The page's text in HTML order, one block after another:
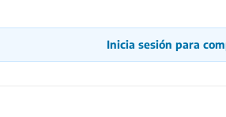
Inicia sesión para